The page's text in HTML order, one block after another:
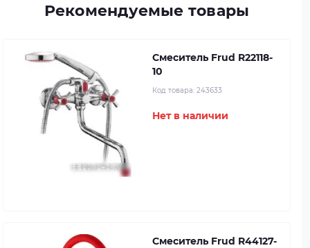
Рекомендуемые товары
Смеситель Frud R22118-
10
Код товара: 243633
Нет в наличии
Смеситель Frud R44127-